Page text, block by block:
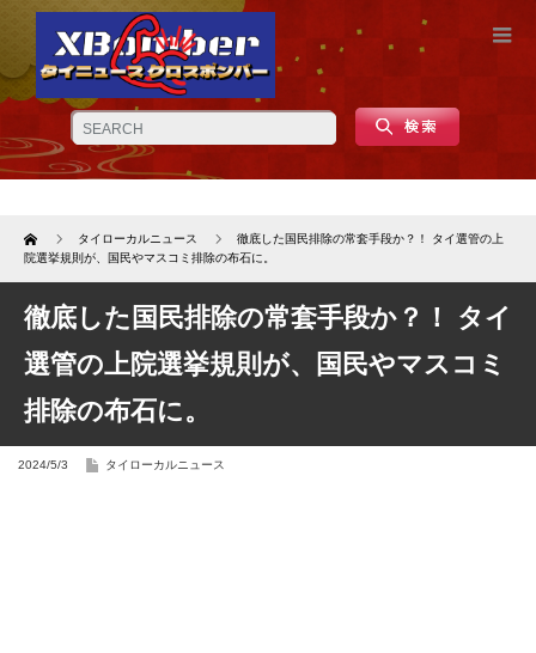
Home タイローカルニュース
徹底した国民排除の常套手段か？！ タイ選管の上
院選挙規則が、国民やマスコミ排除の布石に。
徹底した国民排除の常套手段か？！ タイ
選管の上院選挙規則が、国民やマスコミ
排除の布石に。
2024/5/3 タイローカルニュース